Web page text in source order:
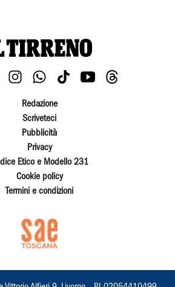
Redazione
Scriveteci
Pubblicità
Privacy
Etico e Modello 231
Cookie policy
Termini e condizioni